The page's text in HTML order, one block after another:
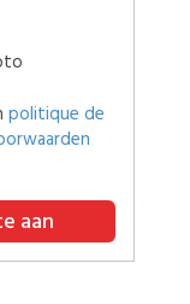
politique de
aan